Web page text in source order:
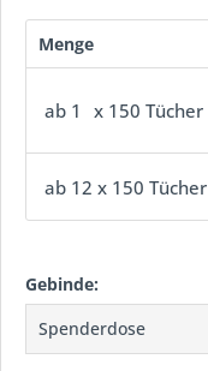
Menge
ab 1 x 150 Tücher
ab 12 x 150 Tücher
Gebinde: